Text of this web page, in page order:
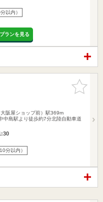
以内）
ランを見る
お気に入
りに追加
阪屋ショップ前）駅369m
中島駅より徒歩約7分北陸自動車道
分以内）